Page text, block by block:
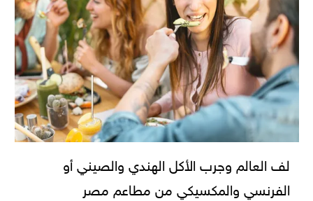
لف العالم وجرب الأكل الهندي والصيني أو
الفرنسي والمكسيكي من مطاعم مصر